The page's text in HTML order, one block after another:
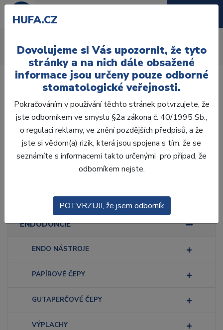
Úvod Ordinace Endodoncie Kofferdam
Laboratoř
Ordinace
ENDODONCIE
ENDO NÁSTROJE
PAPÍROVÉ ČEPY
GUTAPERČOVÉ ČEPY
VÝPLACHY
HUFA.CZ
Dovolujeme si Vás upozornit, že tyto
stránky a na nich dále obsažené
informace jsou určeny pouze odborné
stomatologické veřejnosti.
Pokračováním v používání těchto stránek potvrzujete, že
jste odborníkem ve smyslu §2a zákona č. 40/1995 Sb.,
o regulaci reklamy, ve znění pozdějších předpisů, a že
jste si vědom(a) rizik, která jsou spojena s tím, že se
seznámíte s informacemi takto určenými pro případ, že
odborníkem nejste.
POTVRZUJI, že jsem odborník